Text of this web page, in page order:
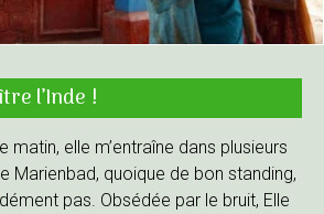
l’Inde !
matin, elle m’entraîne dans plusieurs
Marienbad, quoique de bon standing,
pas. Obsédée par le bruit, Elle